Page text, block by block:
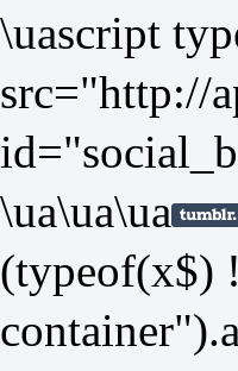
\uascript
src="http://
\ua\ua\ua
(typeof(x$)